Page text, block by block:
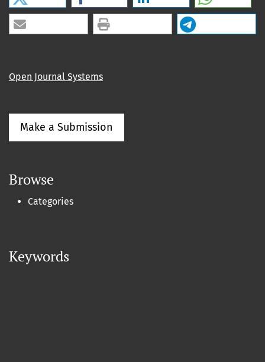
Open Journal Systems
Make a Submission
Browse
Categories
Keywords